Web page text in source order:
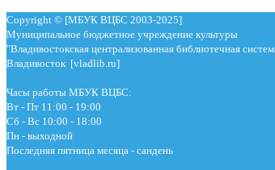
Copyright © [МБУК ВЦБС 2003-2025]
Муниципальное бюджетное учреждение культуры
"Владивостокская централизованная библиотечная
Владивосток [vladlib.ru]
Часы работы МБУК ВЦБС:
Вт - Пт 11:00 - 19:00
Сб - Вс 10:00 - 18:00
Пн - выходной
Последняя пятница месяца - сандень